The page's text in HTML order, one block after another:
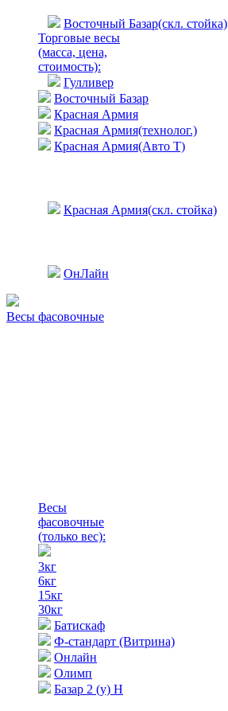
Восточный Базар(скл. стойка)
Торговые весы
(масса, цена,
стоимость):
Гулливер
Восточный Базар
Красная Армия
Красная Армия(технолог.)
Красная Армия(Авто Т)
Красная Армия(скл. стойка)
ОнЛайн
Весы фасовочные
Весы
фасовочные
(только вес):
3кг
6кг
15кг
30кг
Батискаф
Ф-стандарт (Витрина)
Онлайн
Олимп
Базар 2 (у) Н